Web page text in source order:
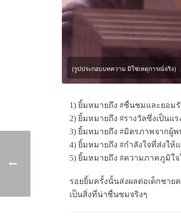
(รูปประกอบบทความ มิใช่เหตุการณ์จริง)
1) ยิ้มหมายถึง #ชื่นชมและยอม
2) ยิ้มหมายถึง #รางวัลซึ่งเป็นแ
3) ยิ้มหมายถึง #มิตรภาพจากผู้
4) ยิ้มหมายถึง #กำลังใจที่ส่งให้แ
5) ยิ้มหมายถึง #ความภาคภูมิใจ
รอยยิ้มครั้งนั้นส่งผลต่อเด็กชาย
เป็นสิ่งที่น่าชื่นชมจริงๆ